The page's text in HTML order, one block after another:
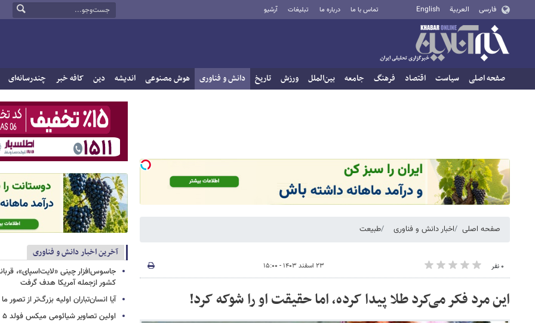
فارسی العربية English تماس با ما درباره ما تبلیغات آرشیو
صفحه اصلی سیاست اقتصاد فرهنگ جامعه بین‌الملل ورزش تاریخ دانش و فناوری هوش مصنوعی اندیشه دین کافه خبر چندرسانه‌ای
صفحه اصلی اخبار دانش و فناوری طبیعت
۰ نفر ۲۳ اسفند ۱۴۰۳ - ۱۵:۰۰
این مرد فکر می‌کرد طلا پیدا کرده، اما حقیقت او را شوکه کرد!
آخرین اخبار دانش و فناوری
کشور ازجمله آمریکا هدف گرفت
آیا انسان‌تباران اولیه بزرگ‌تر از تصور
اولین تصاویر شیائومی میکس فولد ۵ منتشر شد